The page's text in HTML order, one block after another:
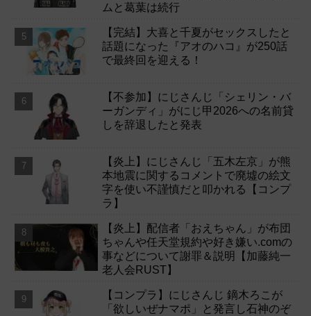
ムと葛葉は続行
【完結】大喜と千夏がセックスしたと
話題になった『アオのハコ』が250話
で最終回を迎える！
【不参加】にじさんじ「シェリン・バ
ーガンディ」がにじ甲2026への名前貸
しを辞退したと発表
【炎上】にじさんじ「五木左京」が熊
本地震に関するコメントで廃墟の絵文
字を使い不謹慎だと叩かれる【コンプ
ラ】
【炎上】配信者「おえちゃん」が布団
ちゃんや任天堂規約や好き嫌い.comの
事などについて謝罪＆説明【加藤純一
老人会RUST】
【コンプラ】にじさんじ 鏑木ろこが
「欲しいぜナマポ」と発言し石神のぞ